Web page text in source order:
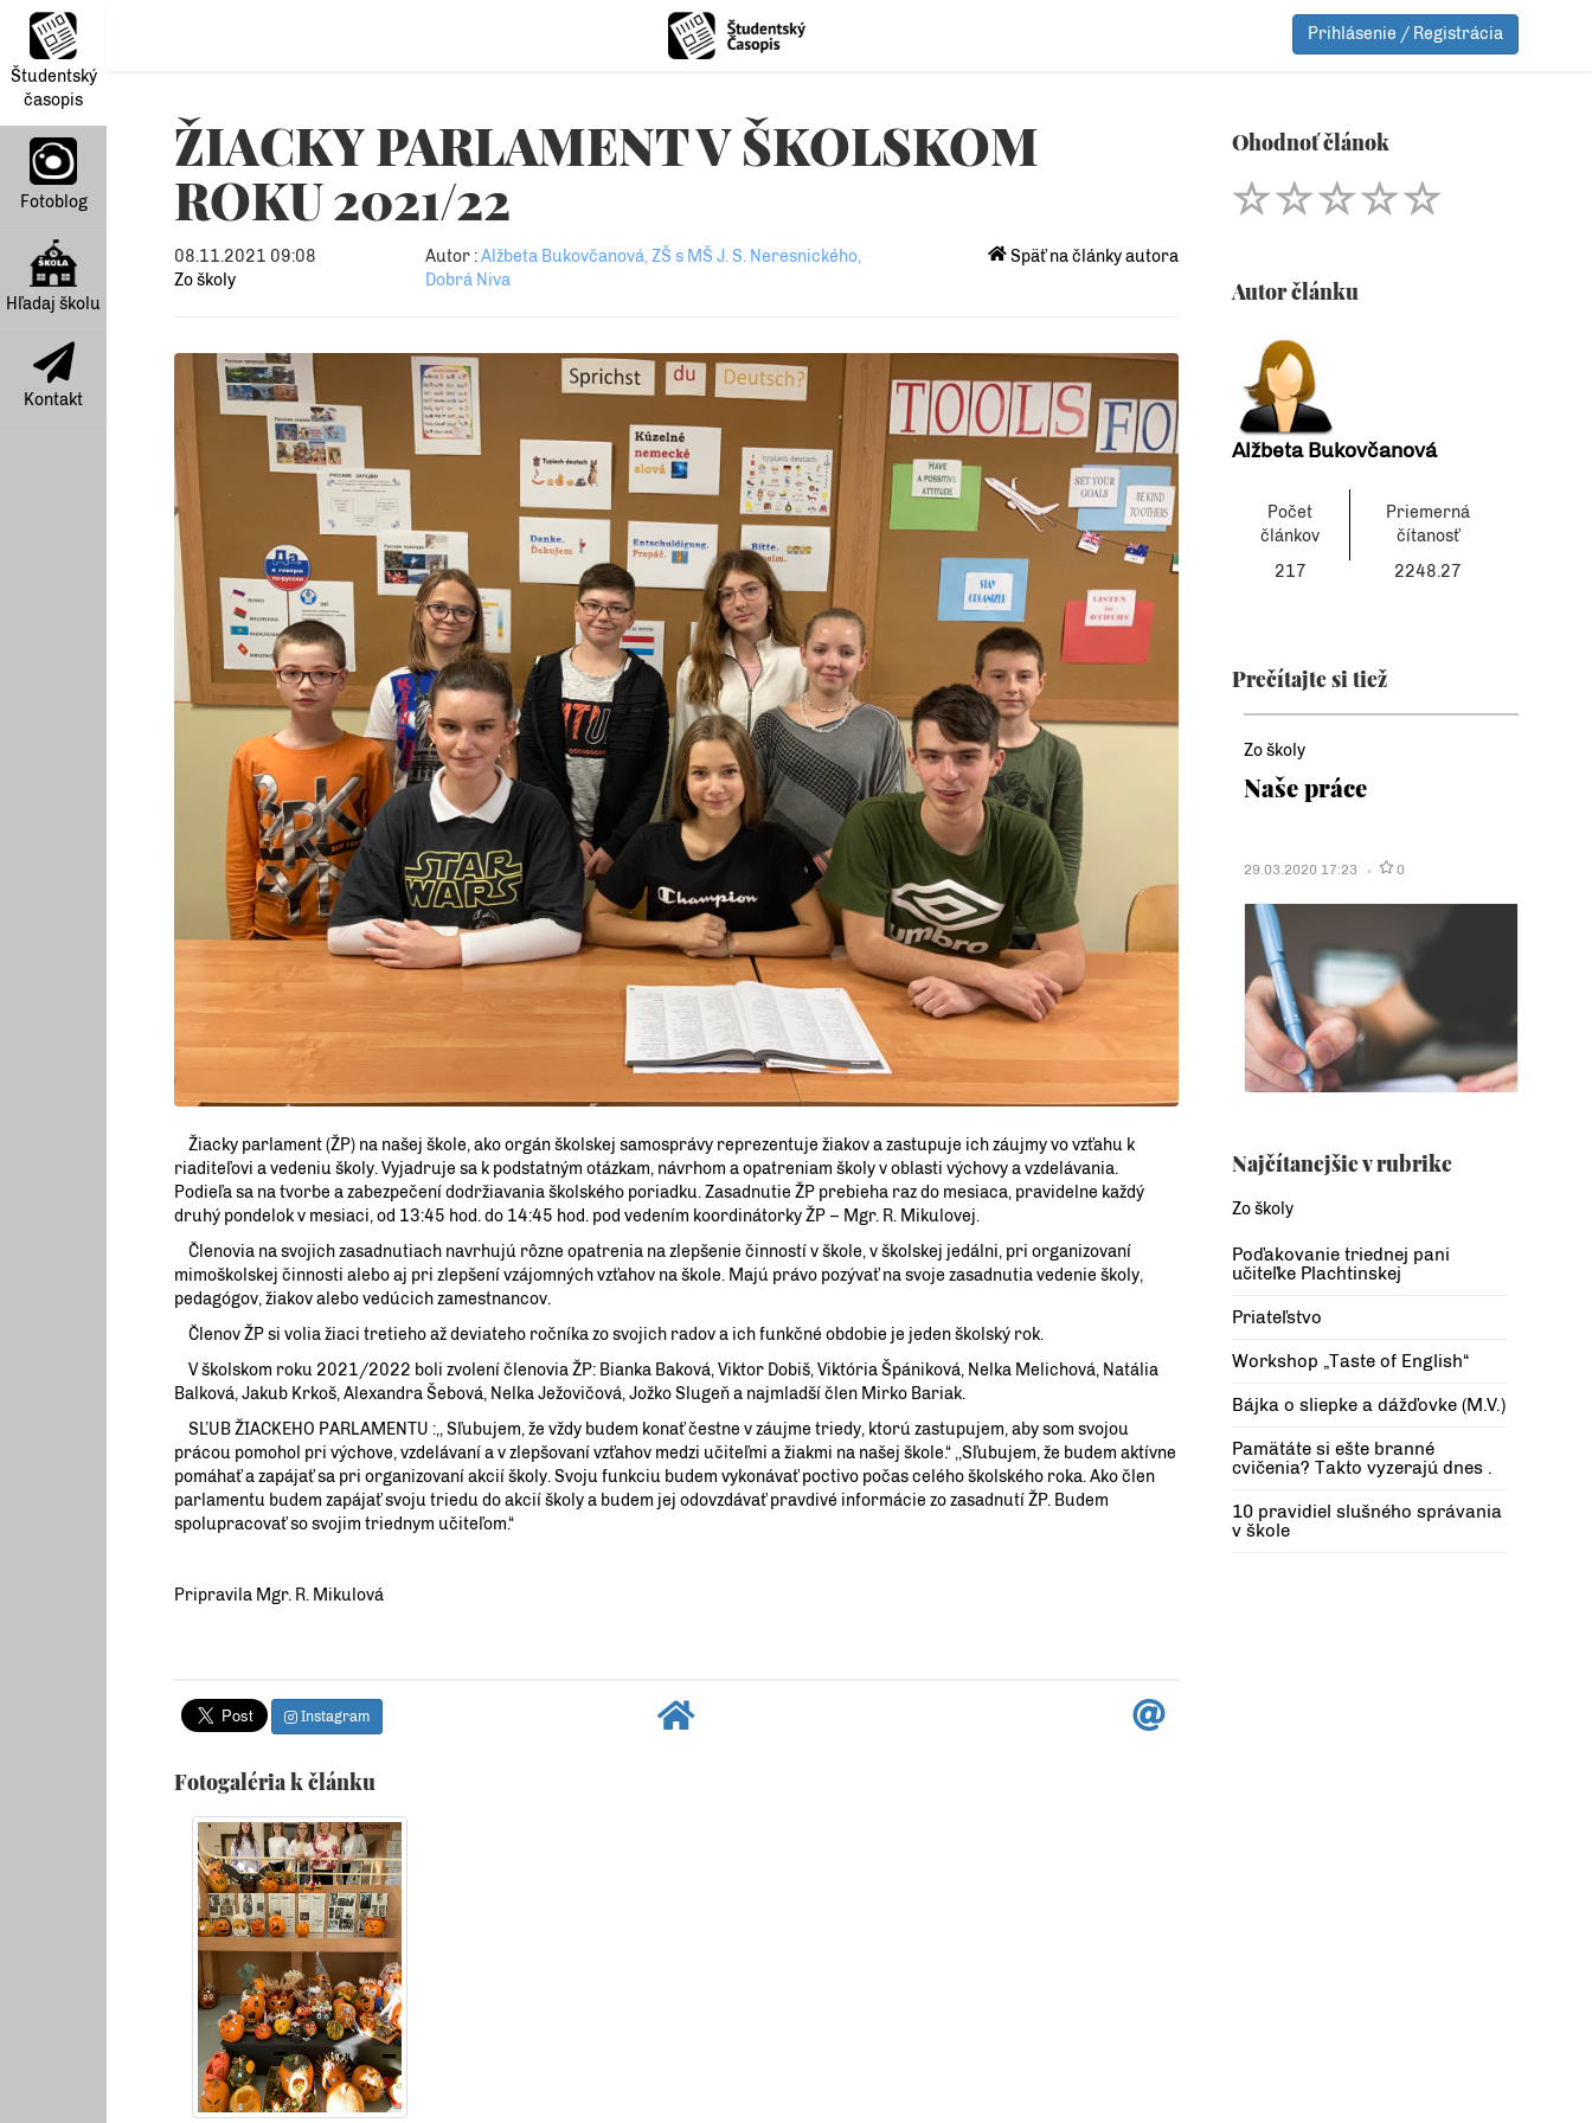
Študentský
časopis
Fotoblog
Hľadaj školu
Kontakt
Prihlásenie / Registrácia
ŽIACKY PARLAMENT V ŠKOLSKOM
ROKU 2021/22
08.11.2021 09:08
Zo školy
Autor :Alžbeta Bukovčanová, ZŠ s MŠ J. S. Neresnického,
Dobrá Niva
Späť na články autora
Žiacky parlament (ŽP) na našej škole, ako orgán školskej samosprávy reprezentuje žiakov a zastupuje ich záujmy vo vzťahu k
riaditeľovi a vedeniu školy. Vyjadruje sa k podstatným otázkam, návrhom a opatreniam školy v oblasti výchovy a vzdelávania.
Podieľa sa na tvorbe a zabezpečení dodržiavania školského poriadku. Zasadnutie ŽP prebieha raz do mesiaca, pravidelne každý
druhý pondelok v mesiaci, od 13:45 hod. do 14:45 hod. pod vedením koordinátorky ŽP – Mgr. R. Mikulovej.
Členovia na svojich zasadnutiach navrhujú rôzne opatrenia na zlepšenie činností v škole, v školskej jedálni, pri organizovaní
mimoškolskej činnosti alebo aj pri zlepšení vzájomných vzťahov na škole. Majú právo pozývať na svoje zasadnutia vedenie školy,
pedagógov, žiakov alebo vedúcich zamestnancov.
Členov ŽP si volia žiaci tretieho až deviateho ročníka zo svojich radov a ich funkčné obdobie je jeden školský rok.
V školskom roku 2021/2022 boli zvolení členovia ŽP: Bianka Baková, Viktor Dobiš, Viktória Špániková, Nelka Melichová, Natália
Balková, Jakub Krkoš, Alexandra Šebová, Nelka Ježovičová, Jožko Slugeň a najmladší člen Mirko Bariak.
SĽUB ŽIACKEHO PARLAMENTU :,, Sľubujem, že vždy budem konať čestne v záujme triedy, ktorú zastupujem, aby som svojou
prácou pomohol pri výchove, vzdelávaní a v zlepšovaní vzťahov medzi učiteľmi a žiakmi na našej škole.“ ,,Sľubujem, že budem aktívne
pomáhať a zapájať sa pri organizovaní akcií školy. Svoju funkciu budem vykonávať poctivo počas celého školského roka. Ako člen
parlamentu budem zapájať svoju triedu do akcií školy a budem jej odovzdávať pravdivé informácie zo zasadnutí ŽP. Budem
spolupracovať so svojim triednym učiteľom.“
Pripravila Mgr. R. Mikulová
Instagram
Fotogaléria k článku
Ohodnoť článok
Autor článku
Alžbeta Bukovčanová
Počet
článkov
Priemerná
čítanosť
217
2248.27
Prečítajte si tiež
Zo školy
Naše práce
29.03.2020 17:23 0
Najčítanejšie v rubrike
Zo školy
Poďakovanie triednej pani
učiteľke Plachtinskej
Priateľstvo
Workshop „Taste of English“
Bájka o sliepke a dážďovke (M.V.)
Pamätáte si ešte branné
cvičenia? Takto vyzerajú dnes .
10 pravidiel slušného správania
v škole